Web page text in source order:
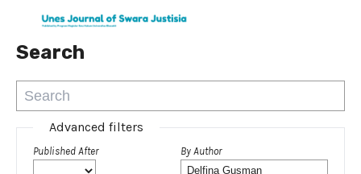
Search
Advanced filters
Published After By Author